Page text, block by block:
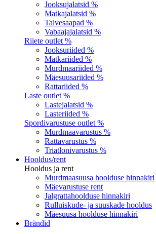
Jooksujalatsid %
Matkajalatsid %
Talvesaapad %
Vabaajajalatsid %
Riiete outlet %
Jooksuriided %
Matkariided %
Murdmaariided %
Mäesuusariided %
Rattariided %
Laste outlet %
Lastejalatsid %
Lasteriided %
Spordivarustuse outlet %
Murdmaavarustus %
Rattavarustus %
Triatlonivarustus %
Hooldus/rent
Hooldus ja rent
Murdmaasuusa hoolduse hinnakiri
Mäevarustuse rent
Jalgrattahoolduse hinnakiri
Rulluiskude- ja suuskade hooldus
Mäesuusa hoolduse hinnakiri
Brändid